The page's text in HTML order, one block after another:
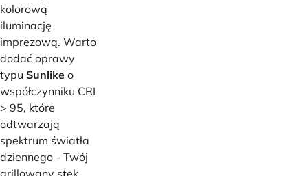
kolorową
iluminację
imprezową. Warto
dodać oprawy
typu Sunlike o
współczynniku CRI
> 95, które
odtwarzają
spektrum światła
dziennego - Twój
grillowany stek